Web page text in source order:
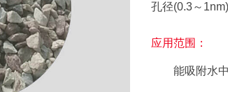
孔径(0.3～
应用范围：
能吸附水